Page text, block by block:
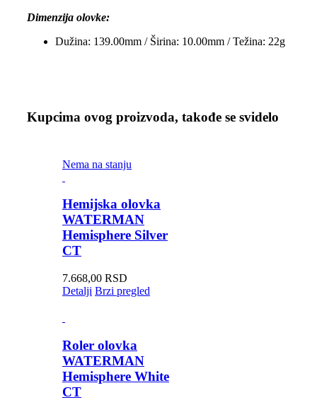
Dimenzija olovke:
Dužina: 139.00mm / Širina: 10.00mm / Težina: 22g
Kupcima ovog proizvoda, takođe se svidelo
Nema na stanju
Hemijska olovka
WATERMAN
Hemisphere Silver
CT
7.668,00 RSD
Detalji Brzi pregled
Roler olovka
WATERMAN
Hemisphere White
CT